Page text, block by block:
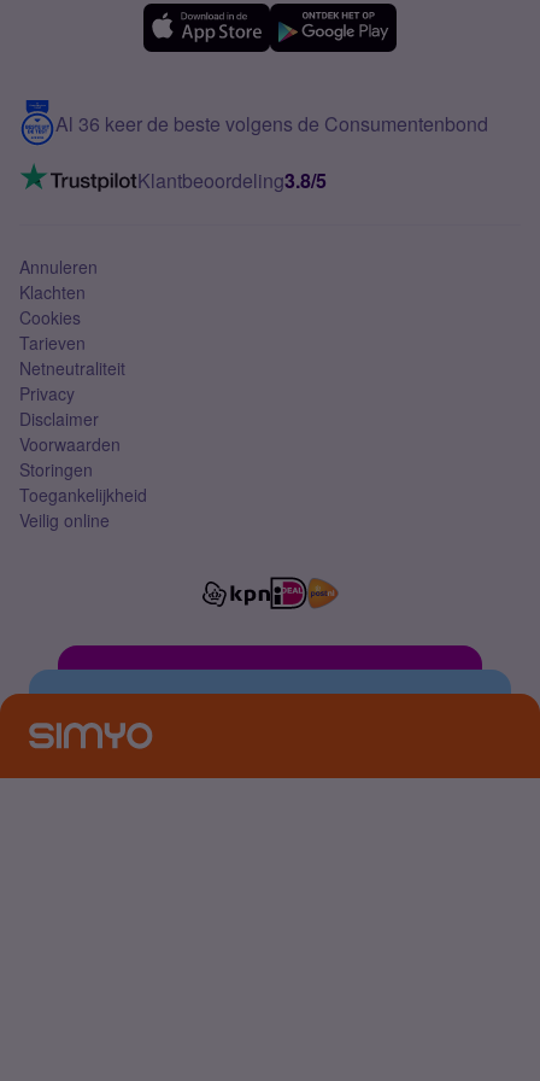
Meerdere nummers
5G internet
Mobiel internet
Mobiel abonnement
Contact
VoLTE 4G bellen
Al 36 keer de beste volgens de Consumentenbond
Klantbeoordeling3.8/5
Annuleren
Klachten
Cookies
Tarieven
Netneutraliteit
Privacy
Disclaimer
Voorwaarden
Storingen
Toegankelijkheid
Veilig online